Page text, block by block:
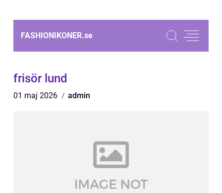
FASHIONIKONER.se
frisör lund
01 maj 2026 admin